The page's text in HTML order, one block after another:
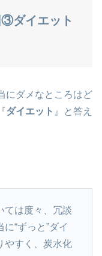
ダイエット
にダメなところはど
ダイエット 』と答え
ては度々、冗談
“ずっと”ダイ
やすく、炭水化